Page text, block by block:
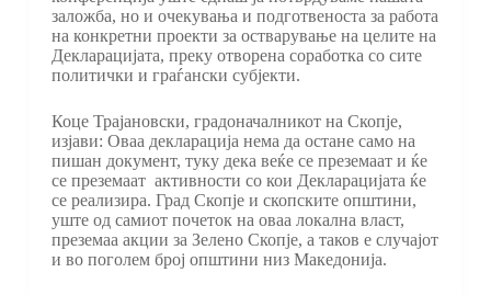
заложба, но и очекувања и подготвеноста за работа
на конкретни проекти за остварување на целите на
Декларацијата, преку отворена соработка со сите
политички и граѓански субјекти.
Коце Трајановски, градоначалникот на Скопје,
изјави: Оваа декларација нема да остане само на
пишан документ, туку дека веќе се преземаат и ќе
се преземаат активности со кои Декларацијата ќе
се реализира. Град Скопје и скопските општини,
уште од самиот почеток на оваа локална власт,
преземаа акции за Зелено Скопје, а таков е случајот
и во поголем број општини низ Македонија.